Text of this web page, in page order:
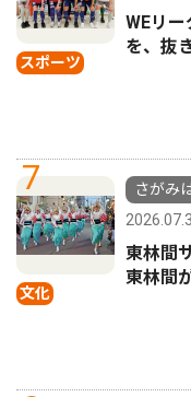
スポーツ
WEリ
を、抜
7
文化
さがみ
東林間
東林間